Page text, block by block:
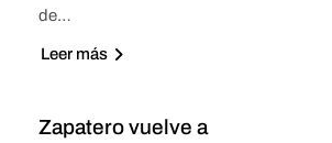
de…
Leer más
Zapatero vuelve a